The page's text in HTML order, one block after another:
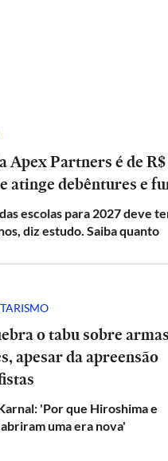
Apex Partners é de
atinge debêntures e
escolas para 2027 deve
diz estudo. Saiba quanto
o tabu sobre armas
apesar da apreensão
'Por que Hiroshima e
uma era nova'